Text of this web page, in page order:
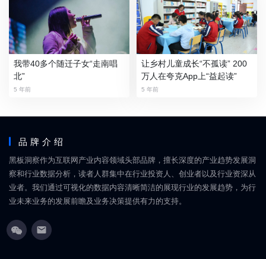
我带40多个随迁子女“走南唱
北”
5 年前
让乡村儿童成长“不孤读” 200
万人在夸克App上“益起读”
5 年前
品牌介绍
黑板洞察作为互联网产业内容领域头部品牌，擅长深度的产业趋势发展洞
察和行业数据分析，读者人群集中在行业投资人、创业者以及行业资深从
业者。我们通过可视化的数据内容清晰简洁的展现行业的发展趋势，为行
业未来业务的发展前瞻及业务决策提供有力的支持。